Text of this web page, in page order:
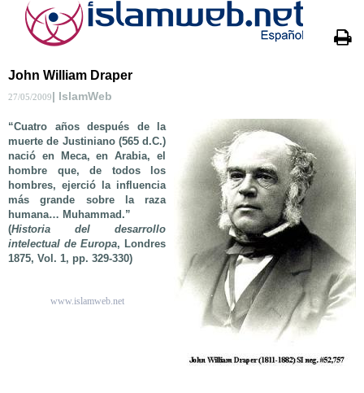
John William Draper
27/05/2009| IslamWeb
“Cuatro años después de la
muerte de Justiniano (565 d.C.)
nació en Meca, en Arabia, el
hombre que, de todos los
hombres, ejerció la influencia
más grande sobre la raza
humana… Muhammad.”
(Historia del desarrollo
intelectual de Europa, Londres
1875, Vol. 1, pp. 329-330)
www.islamweb.net